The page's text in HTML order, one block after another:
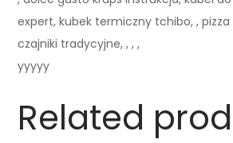
expert, kubek termiczny tchibo, , pizza
czajniki tradycyjne, , , ,
yyyyy
Related